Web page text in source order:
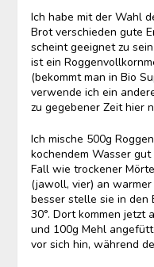
Ich habe mit der Wahl
Brot verschieden gute
scheint geeignet zu
ist ein
(bekommt man in Bio
verwende ich ein
zu gegebener Zeit hier
Ich mische 500g
kochendem Wasser
Fall wie trockener
(jawoll, vier) an
besser stelle sie in den
30°. Dort kommen jetzt
und 100g Mehl
vor sich hin, während